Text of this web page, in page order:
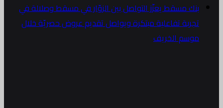
بنك مسقط يعزّز التواصل بين الزوّار في مسقط وصلالة في
تجربة تفاعلية مبتكرة ويواصل تقديم عروض حصريّة خلال
موسم الخريف